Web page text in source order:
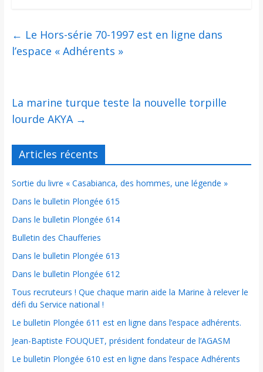
← Le Hors-série 70-1997 est en ligne dans
l’espace « Adhérents »
La marine turque teste la nouvelle torpille
lourde AKYA →
Articles récents
Sortie du livre « Casabianca, des hommes, une légende »
Dans le bulletin Plongée 615
Dans le bulletin Plongée 614
Bulletin des Chaufferies
Dans le bulletin Plongée 613
Dans le bulletin Plongée 612
Tous recruteurs ! Que chaque marin aide la Marine à relever le
défi du Service national !
Le bulletin Plongée 611 est en ligne dans l’espace adhérents.
Jean-Baptiste FOUQUET, président fondateur de l’AGASM
Le bulletin Plongée 610 est en ligne dans l’espace Adhérents